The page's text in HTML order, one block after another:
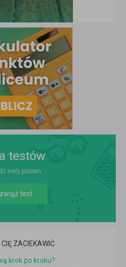
testów
swój poziom
test
ZACIEKAWIĆ
krok po kroku?